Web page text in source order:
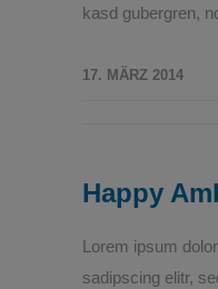
kasd gubergren,
17. MÄRZ 2014
Happy
Lorem ipsum
sadipscing elitr,